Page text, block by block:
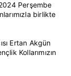
Perşembe
birlikte
Ertan Akgün
Kollarımızın